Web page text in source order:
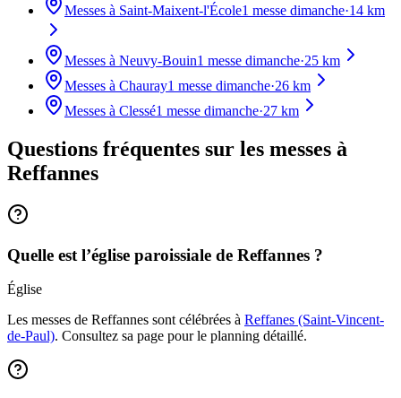
Messes à Saint-Maixent-l'École1 messe dimanche·14 km
Messes à Neuvy-Bouin1 messe dimanche·25 km
Messes à Chauray1 messe dimanche·26 km
Messes à Clessé1 messe dimanche·27 km
Questions fréquentes sur les messes à
Reffannes
Quelle est l’église paroissiale de Reffannes ?
Église
Les messes de Reffannes sont célébrées à Reffanes (Saint-Vincent-
de-Paul). Consultez sa page pour le planning détaillé.